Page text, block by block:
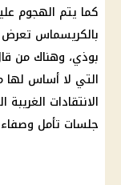
كما يتم الهجوم
بالكريسماس
بوذي، وهناك من
التي لا أساس لها
الانتقادات
جلسات تأمل